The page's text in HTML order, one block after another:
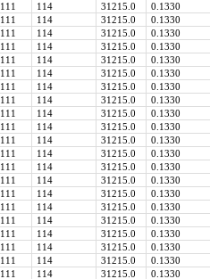
111 114 31215.0
0.1330
111 114 31215.0
0.1330
111 114 31215.0
0.1330
111 114 31215.0
0.1330
111 114 31215.0
0.1330
111 114 31215.0
0.1330
111 114 31215.0
0.1330
111 114 31215.0
0.1330
111 114 31215.0
0.1330
111 114 31215.0
0.1330
111 114 31215.0
0.1330
111 114 31215.0
0.1330
111 114 31215.0
0.1330
111 114 31215.0
0.1330
111 114 31215.0
0.1330
111 114 31215.0
0.1330
111 114 31215.0
0.1330
111 114 31215.0
0.1330
111 114 31215.0
0.1330
111 114 31215.0
0.1330
111 114 31215.0
0.1330